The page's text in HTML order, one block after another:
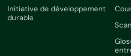
Initiative de développement
durable